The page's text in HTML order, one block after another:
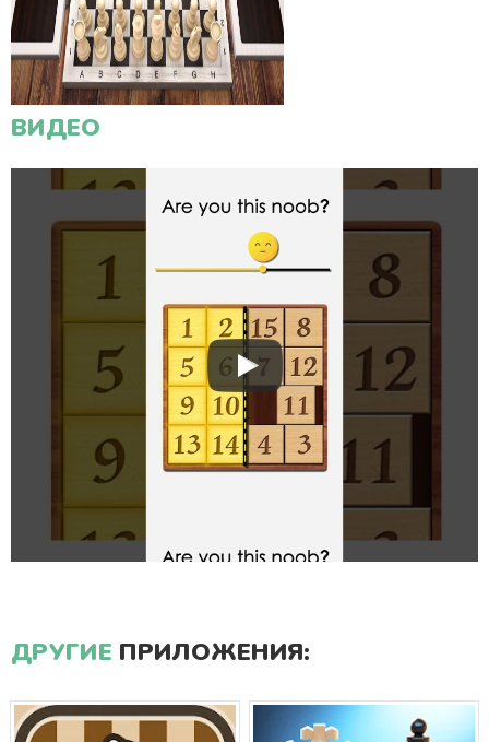
ВИДЕО
ДРУГИЕ ПРИЛОЖЕНИЯ: